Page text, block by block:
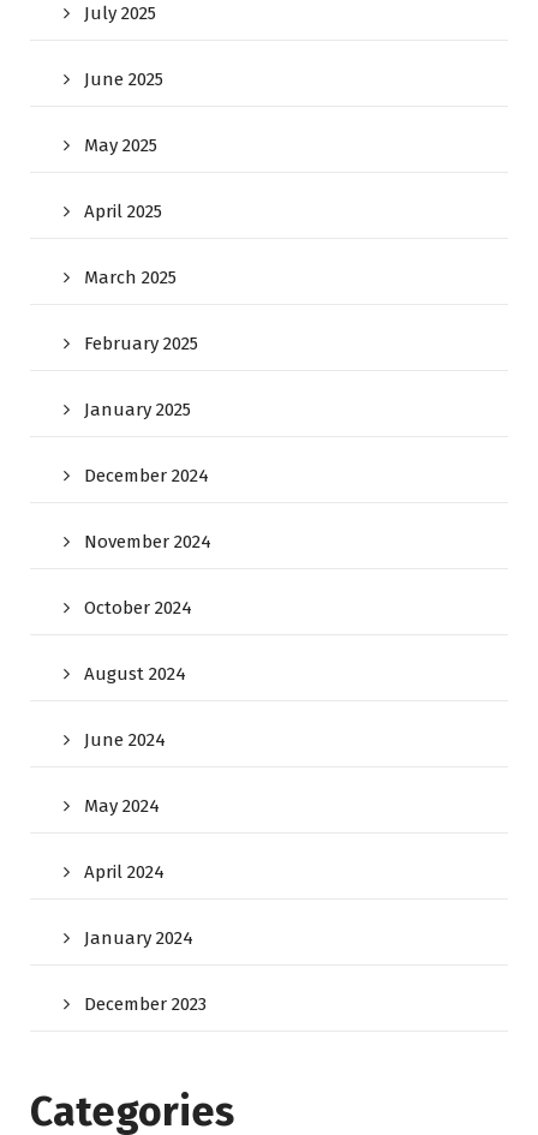
July 2025
June 2025
May 2025
April 2025
March 2025
February 2025
January 2025
December 2024
November 2024
October 2024
August 2024
June 2024
May 2024
April 2024
January 2024
December 2023
Categories